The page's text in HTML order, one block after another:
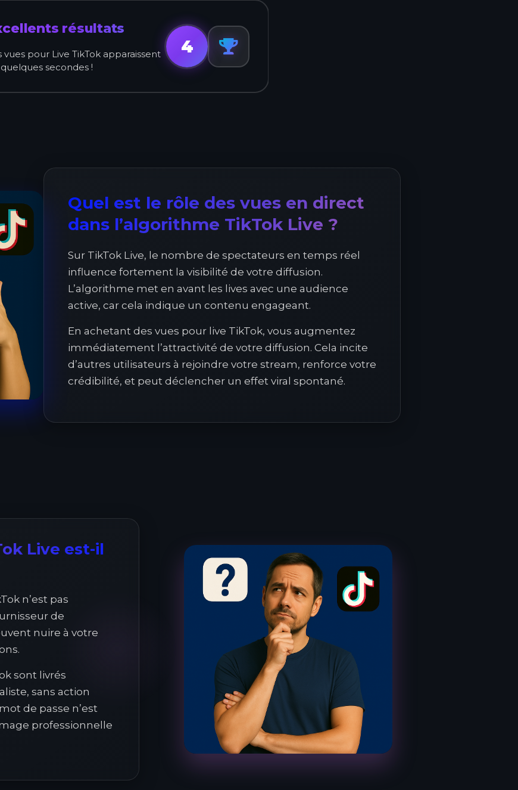
4
résultats
vues pour Live TikTok apparaissent
secondes !
Quel est le rôle des vues en direct
dans l’algorithme TikTok Live ?
Sur TikTok Live, le nombre de spectateurs en temps réel
influence fortement la visibilité de votre diffusion.
L’algorithme met en avant les lives avec une audience
active, car cela indique un contenu engageant.
En achetant des vues pour live TikTok, vous augmentez
immédiatement l’attractivité de votre diffusion. Cela incite
d’autres utilisateurs à rejoindre votre stream, renforce votre
crédibilité, et peut déclencher un effet viral spontané.
Live est-il
n’est pas
de
nuire à votre
sont livrés
sans action
de passe n’est
professionnelle